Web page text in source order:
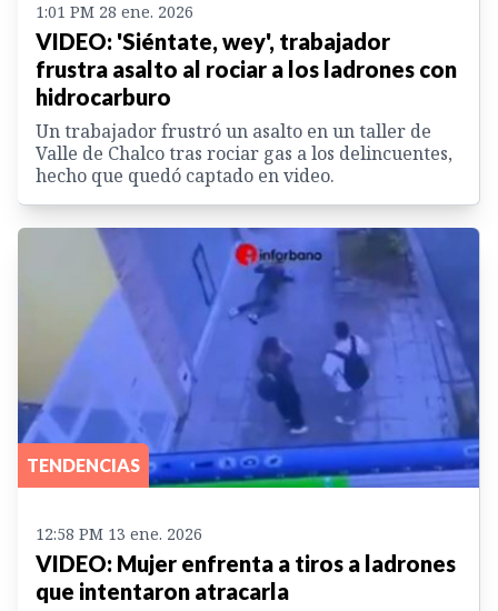
1:01 PM 28 ene. 2026
VIDEO: 'Siéntate, wey', trabajador
frustra asalto al rociar a los ladrones con
hidrocarburo
Un trabajador frustró un asalto en un taller de
Valle de Chalco tras rociar gas a los delincuentes,
hecho que quedó captado en video.
TENDENCIAS
12:58 PM 13 ene. 2026
VIDEO: Mujer enfrenta a tiros a ladrones
que intentaron atracarla